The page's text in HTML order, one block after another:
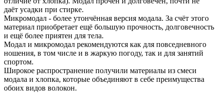
даёт усадки при стирке.
Микромодал - более утончённая версия модала. За счёт этого
материал приобретает ещё большую прочность, долговечность
и ещё более приятен для тела.
Модал и микромодал рекомендуются как для повседневного
ношения, в том числе и в жаркую погоду, так и для занятий
спортом.
Широкое распространение получили материалы из смеси
модала и хлопка, которые объединяют в себе преимущества
обоих видов волокон.